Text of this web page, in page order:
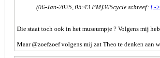
(06-Jan-2025, 05:43 PM)365cycle schreef: [ -
Die staat toch ook in het museumpje ? Volgens mij
Maar @zoefzoef volgens mij zat Theo te denken aan